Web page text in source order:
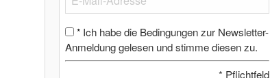
* Ich habe die Bedingungen zur Newsletter-
Anmeldung gelesen und stimme diesen zu.
* Pflichtfeld